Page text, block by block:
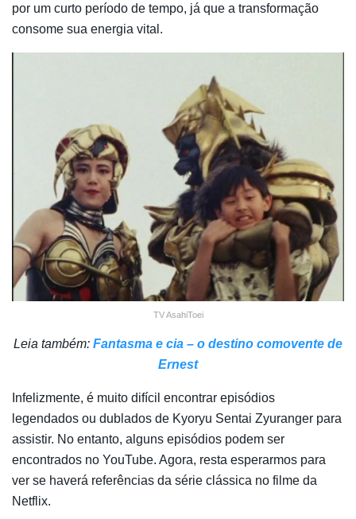
por um curto período de tempo, já que a transformação
consome sua energia vital.
TV AsahiToei
Leia também: Fantasma e cia – o destino comovente de
Ernest
Infelizmente, é muito difícil encontrar episódios
legendados ou dublados de Kyoryu Sentai Zyuranger para
assistir. No entanto, alguns episódios podem ser
encontrados no YouTube. Agora, resta esperarmos para
ver se haverá referências da série clássica no filme da
Netflix.